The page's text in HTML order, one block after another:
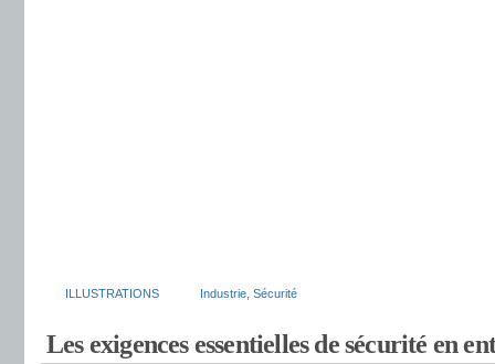
ILLUSTRATIONS Industrie Sécurité
Les exigences essentielles de sécurité en